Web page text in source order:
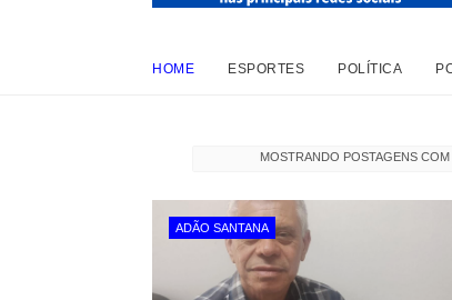
HOME ESPORTES POLÍTICA
MOSTRANDO POSTAGENS
ADÃO SANTANA